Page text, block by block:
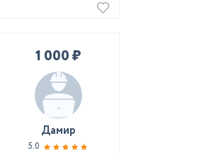
1 000 ₽
Дамир
5.0